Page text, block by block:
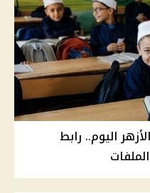
اليوم.. رابط